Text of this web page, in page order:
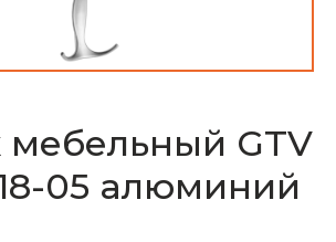
GTV
05 алюминий